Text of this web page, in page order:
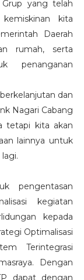
yang telah
kita
Daerah
rumah, serta
penanganan
dan
Nagari Cabang
tetapi kita akan
lainnya untuk
pengentasan
kegiatan
kepada
Optimalisasi
Terintegrasi
Dengan
dapat dengan